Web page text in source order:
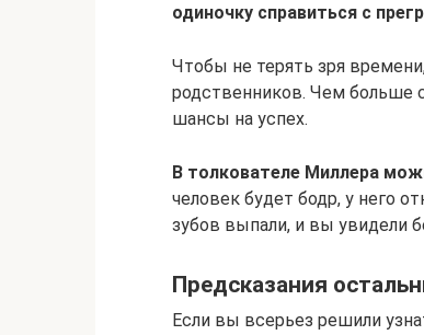
одиночку справиться с
Чтобы не терять зря
родственников. Чем больше
шансы на успех.
В толкователе Миллера
человек будет бодр, у него
зубов выпали, и вы увидели
Предсказания
Если вы всерьез решили